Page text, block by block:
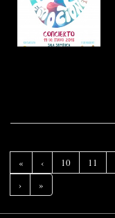
« ‹ 10 11
›
»